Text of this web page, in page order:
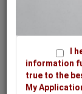
I
information
true to the
My